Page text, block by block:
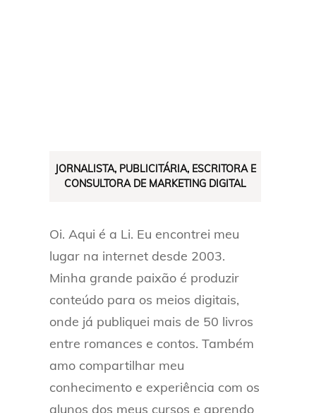
JORNALISTA, PUBLICITÁRIA, ESCRITORA E
CONSULTORA DE MARKETING DIGITAL
Oi. Aqui é a Li. Eu encontrei meu
lugar na internet desde 2003.
Minha grande paixão é produzir
conteúdo para os meios digitais,
onde já publiquei mais de 50 livros
entre romances e contos. Também
amo compartilhar meu
conhecimento e experiência com os
alunos dos meus cursos e aprendo